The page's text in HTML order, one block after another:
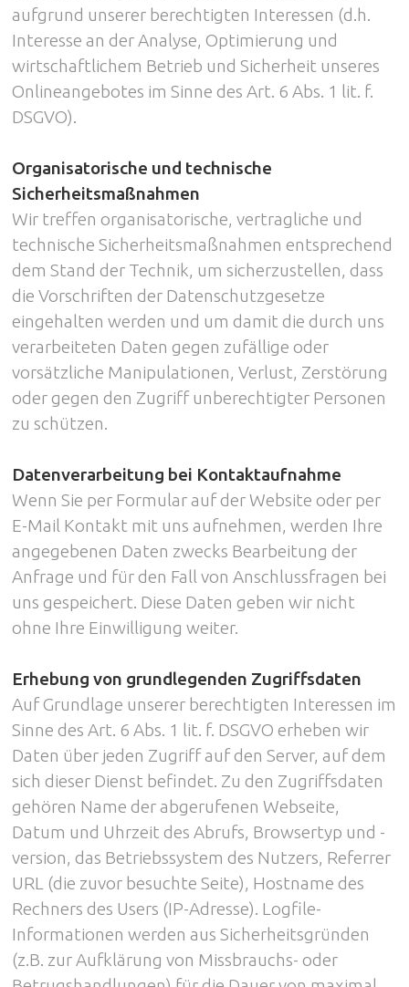
aufgrund unserer berechtigten Interessen (d.h.
Interesse an der Analyse, Optimierung und
wirtschaftlichem Betrieb und Sicherheit unseres
Onlineangebotes im Sinne des Art. 6 Abs. 1 lit. f.
DSGVO).
Organisatorische und technische
Sicherheitsmaßnahmen
Wir treffen organisatorische, vertragliche und
technische Sicherheitsmaßnahmen entsprechend
dem Stand der Technik, um sicherzustellen, dass
die Vorschriften der Datenschutzgesetze
eingehalten werden und um damit die durch uns
verarbeiteten Daten gegen zufällige oder
vorsätzliche Manipulationen, Verlust, Zerstörung
oder gegen den Zugriff unberechtigter Personen
zu schützen.
Datenverarbeitung bei Kontaktaufnahme
Wenn Sie per Formular auf der Website oder per
E-Mail Kontakt mit uns aufnehmen, werden Ihre
angegebenen Daten zwecks Bearbeitung der
Anfrage und für den Fall von Anschlussfragen bei
uns gespeichert. Diese Daten geben wir nicht
ohne Ihre Einwilligung weiter.
Erhebung von grundlegenden Zugriffsdaten
Auf Grundlage unserer berechtigten Interessen im
Sinne des Art. 6 Abs. 1 lit. f. DSGVO erheben wir
Daten über jeden Zugriff auf den Server, auf dem
sich dieser Dienst befindet. Zu den Zugriffsdaten
gehören Name der abgerufenen Webseite,
Datum und Uhrzeit des Abrufs, Browsertyp und -
version, das Betriebssystem des Nutzers, Referrer
URL (die zuvor besuchte Seite), Hostname des
Rechners des Users (IP-Adresse). Logfile-
Informationen werden aus Sicherheitsgründen
(z.B. zur Aufklärung von Missbrauchs- oder